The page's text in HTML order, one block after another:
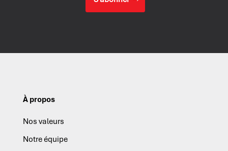
À propos
Nos valeurs
Notre équipe